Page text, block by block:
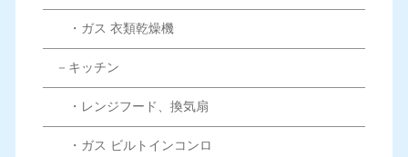
・ガス 衣類乾燥機
－キッチン
・レンジフード、換気扇
・ガス ビルトインコンロ